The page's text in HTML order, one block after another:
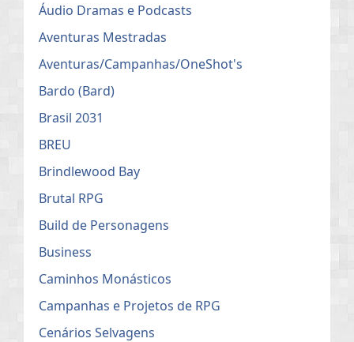
Áudio Dramas e Podcasts
Aventuras Mestradas
Aventuras/Campanhas/OneShot's
Bardo (Bard)
Brasil 2031
BREU
Brindlewood Bay
Brutal RPG
Build de Personagens
Business
Caminhos Monásticos
Campanhas e Projetos de RPG
Cenários Selvagens